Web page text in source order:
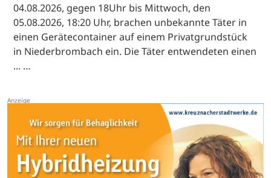
04.08.2026, gegen 18Uhr bis Mittwoch, den
05.08.2026, 18:20 Uhr, brachen unbekannte Täter in
einen Gerätecontainer auf einem Privatgrundstück
in Niederbrombach ein. Die Täter entwendeten einen
... …